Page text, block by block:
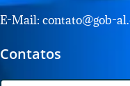
E-Mail: contato@gob-
Contatos